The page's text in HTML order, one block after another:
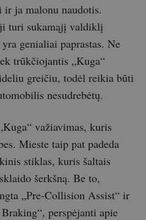
ir ja malonu naudotis.
turi sukamąjį valdiklį
genialiai paprastas. Ne
trūkčiojantis „Kuga“
greičiu, todėl reikia būti
nesudrebėtų.
važiavimas, kuris
Mieste taip pat padeda
stiklas, kuris šaltais
šerkšną. Be to,
„Pre-Collision Assist“ ir
perspėjanti apie